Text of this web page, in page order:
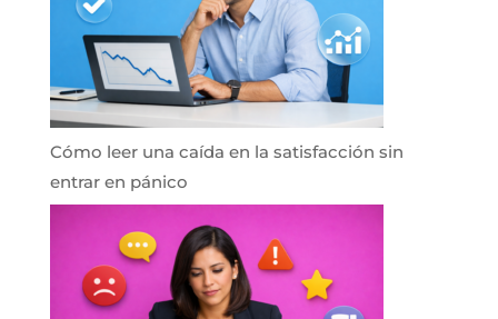
Cómo leer una caída en la satisfacción sin
entrar en pánico